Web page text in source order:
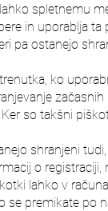
spletnemu
in uporablja ta
pa ostanejo
ko
so takšni
shranjeni
o
lahko v
premikate po